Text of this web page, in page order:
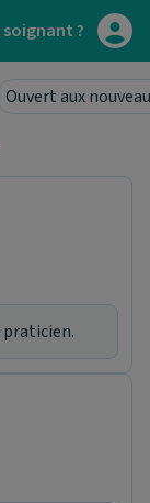
?
Ouvert aux
praticien.